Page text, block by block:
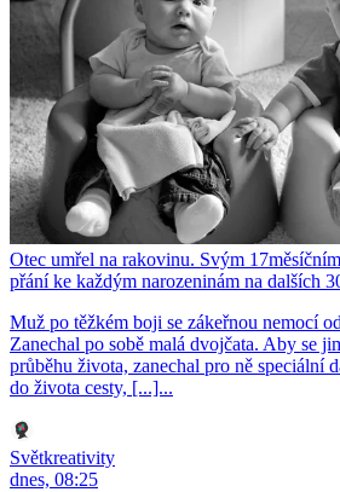
Otec umřel na rakovinu. Svým
přání ke každým narozeninám na dalších
Muž po těžkém boji se zákeřnou nemocí
Zanechal po sobě malá dvojčata. Aby se
průběhu života, zanechal pro ně speciální
do života cesty, [...]...
Světkreativity
dnes, 08:25